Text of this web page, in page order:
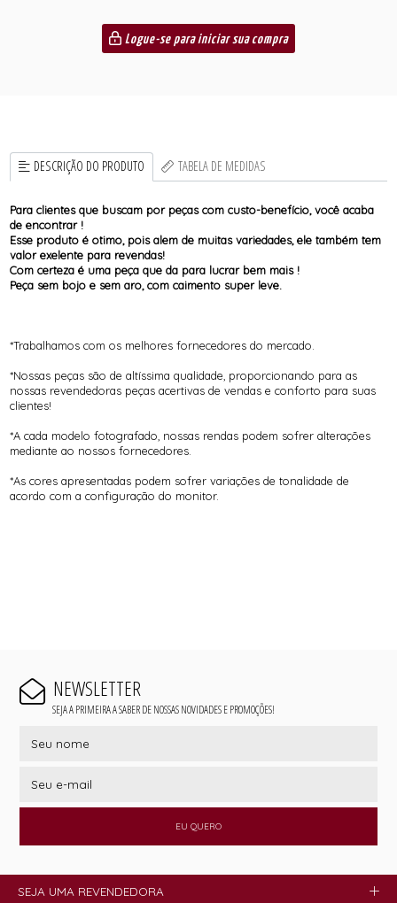
Logue-se para iniciar sua compra
DESCRIÇÃO DO PRODUTO TABELA DE MEDIDAS
Para clientes que buscam por peças com custo-benefício, você acaba
de encontrar !
Esse produto é otimo, pois alem de muitas variedades, ele também tem
valor exelente para revendas!
Com certeza é uma peça que da para lucrar bem mais !
Peça sem bojo e sem aro, com caimento super leve.
*Trabalhamos com os melhores fornecedores do mercado.
*Nossas peças são de altíssima qualidade, proporcionando para as
nossas revendedoras peças acertivas de vendas e conforto para suas
clientes!
*A cada modelo fotografado, nossas rendas podem sofrer alterações
mediante ao nossos fornecedores.
*As cores apresentadas podem sofrer variações de tonalidade de
acordo com a configuração do monitor.
NEWSLETTER
SEJA A PRIMEIRA A SABER DE NOSSAS NOVIDADES E PROMOÇÕES!
EU QUERO
SEJA UMA REVENDEDORA